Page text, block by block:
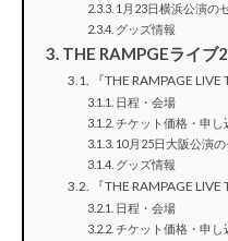
1月23日横浜公演の
グッズ情報
THE RAMPGEライブ
『THE RAMPAGE
日程・会場
チケット価格・申し
10月25日大阪公演の
グッズ情報
『THE RAMPAGE LIVE
日程・会場
チケット価格・申し